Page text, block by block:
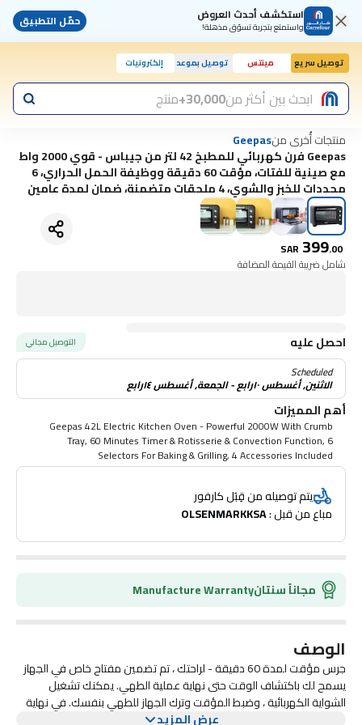
استكشف أحدث العروض
واستمتع بتجربة تسوّق مذهلة! حمّل التطبيق
توصيل سريع مينتس توصيل بموعد إلكترونيات
ابحث بين أكثر من30,000+ منتج
منتجات أُخرى منGeepas
Geepas فرن كهربائي للمطبخ 42 لتر من جيباس - قوي 2000 واط
مع صينية للفتات، مؤقت 60 دقيقة ووظيفة الحمل الحراري، 6
محددات للخبز والشوي، 4 ملحقات متضمنة، ضمان لمدة عامين
SAR 399.00
شامل ضريبة القيمة المضافة
احصل عليه التوصيل مجاني
Scheduled
الاثنين, أغسطس ١٠رابع - الجمعة, أغسطس ١٤رابع
أهم المميزات
Geepas 42L Electric Kitchen Oven - Powerful 2000W With Crumb
Tray, 60 Minutes Timer & Rotisserie & Convection Function, 6
Selectors For Baking & Grilling, 4 Accessories Included
يتم توصيله من قِبَل كارفور
مباع من قبل : OLSENMARKKSA
مجاناً سنتانManufacture Warranty
الوصف
جرس مؤقت لمدة 60 دقيقة - لراحتك ، تم تضمين مفتاح خاص في الجهاز
يسمح لك باكتشاف الوقت حتى نهاية عملية الطهي. يمكنك تشغيل
الشواية الكهربائية ، وضبط المؤقت وترك الجهاز للطهي بنفسك. في نهاية
عملية الطهي ، سيتم تذكيرك بالمكالمة المناسبة. تصميم جميل وذكي -
عرض المزيد